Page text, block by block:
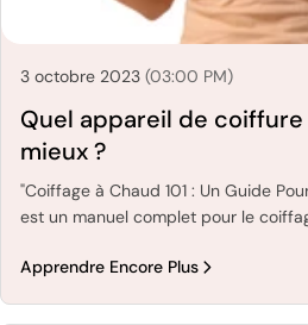
3 octobre 2023 (03:00 PM)
Quel appareil de
mieux ?
"Coiffage à Chaud 101 : Un Guide
est un manuel complet pour le
Apprendre Encore Plus